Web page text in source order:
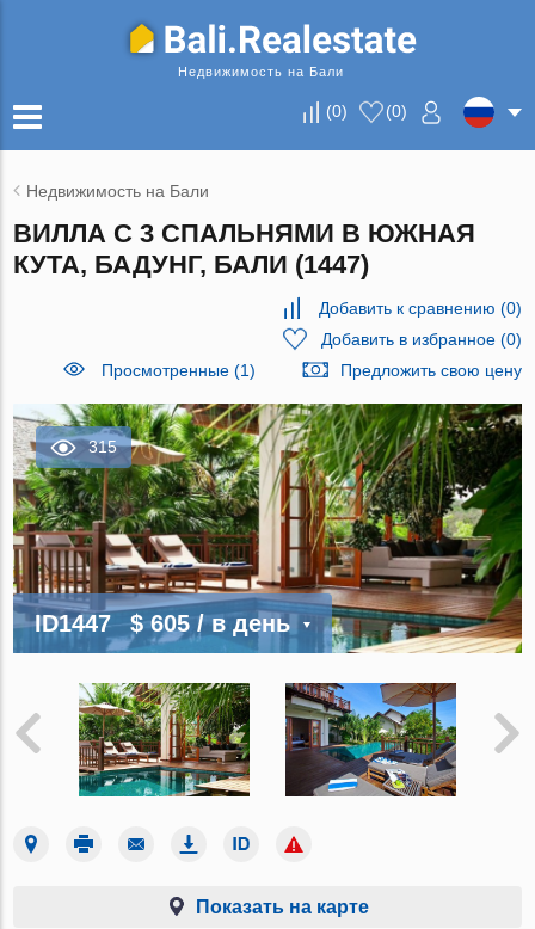
Недвижимость на Бали
(0) (0)
Недвижимость на Бали
ВИЛЛА С 3 СПАЛЬНЯМИ В ЮЖНАЯ
КУТА, БАДУНГ, БАЛИ (1447)
Добавить к сравнению (0)
Добавить в избранное(0)
Просмотренные (1)
Предложить свою цену
315
ID1447 $ 605/ в день
Показать на карте